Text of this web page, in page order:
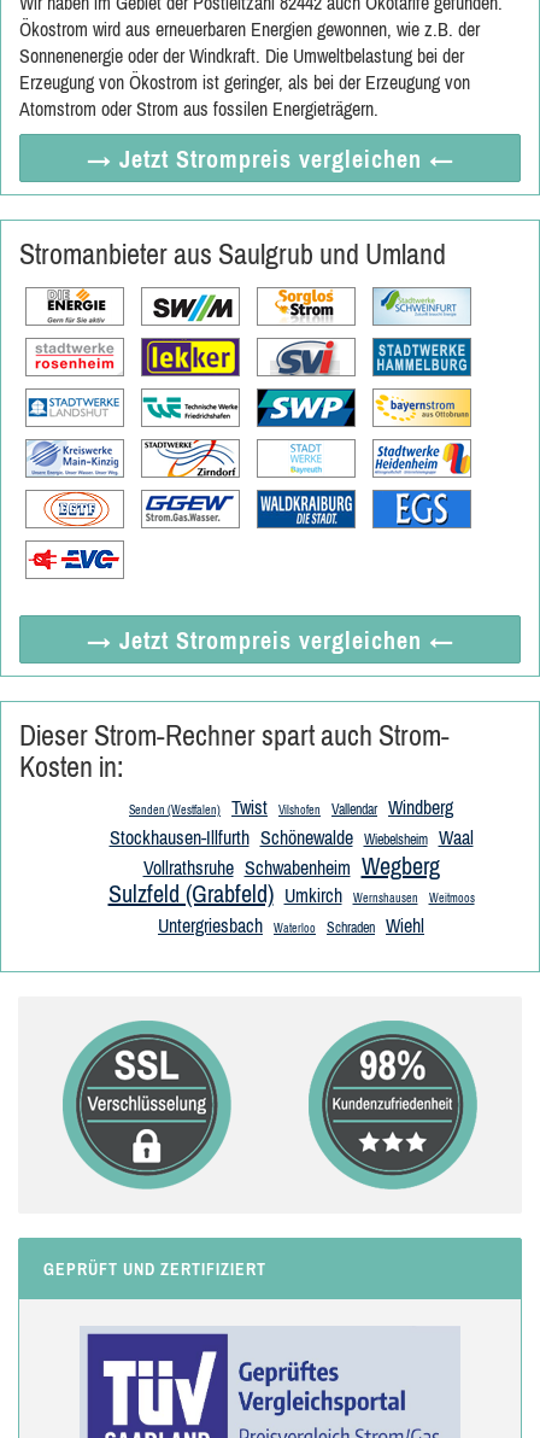
Ökostrom wird aus erneuerbaren Energien gewonnen, wie z.B. der
Sonnenenergie oder der Windkraft. Die Umweltbelastung bei der
Erzeugung von Ökostrom ist geringer, als bei der Erzeugung von
Atomstrom oder Strom aus fossilen Energieträgern.
→ Jetzt Strompreis vergleichen ←
Stromanbieter aus Saulgrub und Umland
→ Jetzt Strompreis vergleichen ←
Dieser Strom-Rechner spart auch Strom-
Kosten in:
Senden (Westfalen) Twist Vilshofen Vallendar
Windberg
Stockhausen-Illfurth Schönewalde Wiebelsheim
Waal
Vollrathsruhe Schwabenheim Wegberg
Sulzfeld (Grabfeld) Umkirch Wernshausen Weitmoos
Untergriesbach Waterloo Schraden Wiehl
GEPRÜFT UND ZERTIFIZIERT